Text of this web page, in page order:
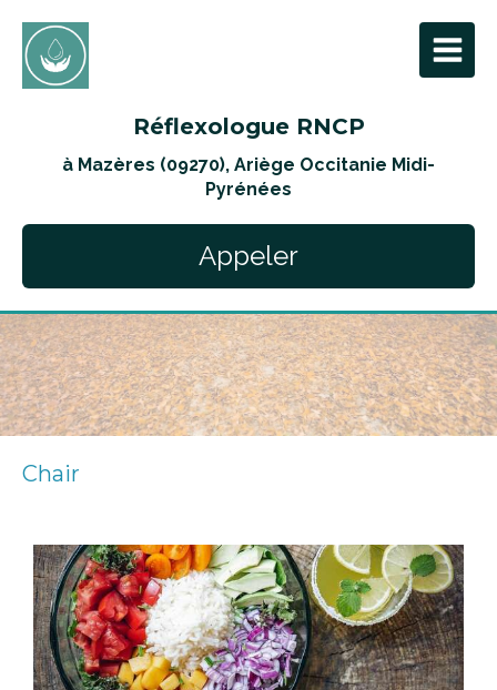
Réflexologue RNCP
à Mazères (09270), Ariège Occitanie Midi-
Pyrénées
Appeler
Chair